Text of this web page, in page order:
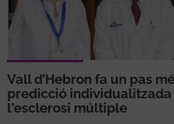
Vall d’Hebron fa un pas
predicció individualitzada
l'esclerosi múltiple